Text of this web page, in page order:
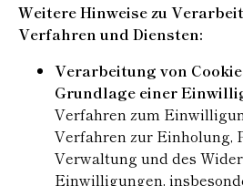
Weitere Hinweise zu
Verfahren und Diensten:
Verarbeitung von
Grundlage einer
Verfahren zum
Verfahren zur Einholung,
Verwaltung und des
Einwilligungen,